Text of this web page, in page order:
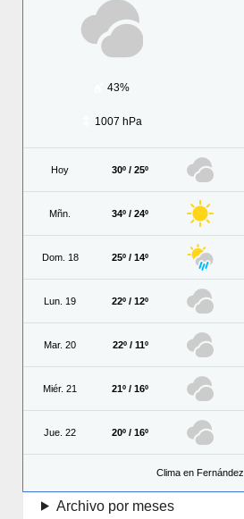
43%
1007 hPa
Hoy 30º / 25º
Mñn. 34º / 24º
Dom. 18 25º / 14º
Lun. 19 22º / 12º
Mar. 20 22º / 11º
Miér. 21 21º / 16º
Jue. 22 20º / 16º
Clima en Fernández
Archivo por meses